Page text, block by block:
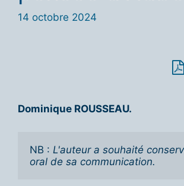
14 octobre 2024
Dominique ROUSSEAU.
NB : L'auteur a souhaité
oral de sa communication.